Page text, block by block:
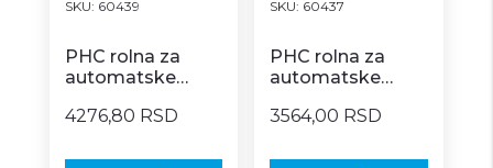
SKU: 60439
PHC rolna za
automatske
Superior 150
4276,80 RSD
SKU: 60437
PHC rolna za
automatske
Superior 120
3564,00 RSD